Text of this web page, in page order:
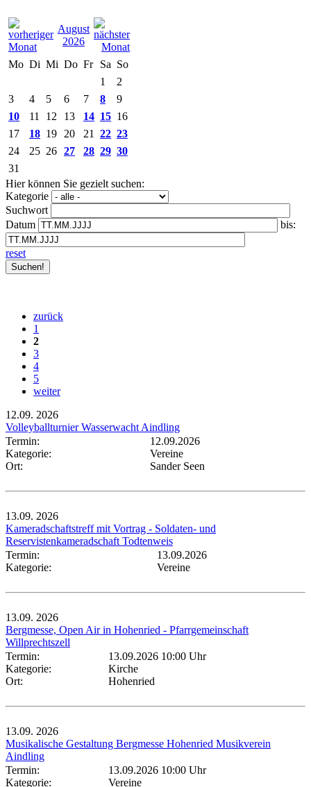
August
2026
Mo Di Mi Do Fr Sa So
1
2
3
4 5 6 7 8
9
10
11 12 13 14 15 16
17
18 19 20 21 22 23
24
25 26 27 28 29 30
31
Hier können Sie gezielt suchen:
Kategorie
Suchwort
Datum
bis:
reset
zurück
1
2
3
4
5
weiter
12.09. 2026
Volleyballturnier Wasserwacht Aindling
Termin:
12.09.2026
Kategorie:
Vereine
Ort:
Sander Seen
13.09. 2026
Kameradschaftstreff mit Vortrag - Soldaten- und
Reservistenkameradschaft Todtenweis
Termin:
13.09.2026
Kategorie:
Vereine
13.09. 2026
Bergmesse, Open Air in Hohenried - Pfarrgemeinschaft
Willprechtszell
Termin:
13.09.2026 10:00 Uhr
Kategorie:
Kirche
Ort:
Hohenried
13.09. 2026
Musikalische Gestaltung Bergmesse Hohenried Musikverein
Aindling
Termin:
13.09.2026 10:00 Uhr
Kategorie:
Vereine